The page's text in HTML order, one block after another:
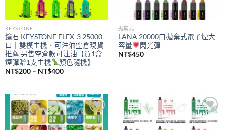
KEYSTONE
鑰石 KEYSTONE FLEX-3 25000
口｜雙模主機、可注油空倉現貨
推薦 另售空倉款可注油【買1盒
煙彈贈1支主機
顏色隨機】
NT$200 – NT$400價
NT$200
到
NT$400
拋棄式
LANA 20000口拋棄式電子煙大
容量
閃光彈
NT$450
Add to
wishlist
Add to